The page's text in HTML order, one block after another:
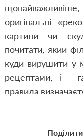
щонайважливіше,
оригінальні
картини чи
почитати, який
куди вирушити у
рецептами, і
правила